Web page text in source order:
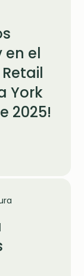
en el
York
2025!